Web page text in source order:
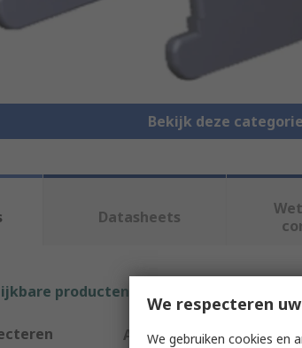
Bekijk deze categorie
Datasheets
producten door een of meer
Attribuut
We respecteren
We gebruiken cookies en